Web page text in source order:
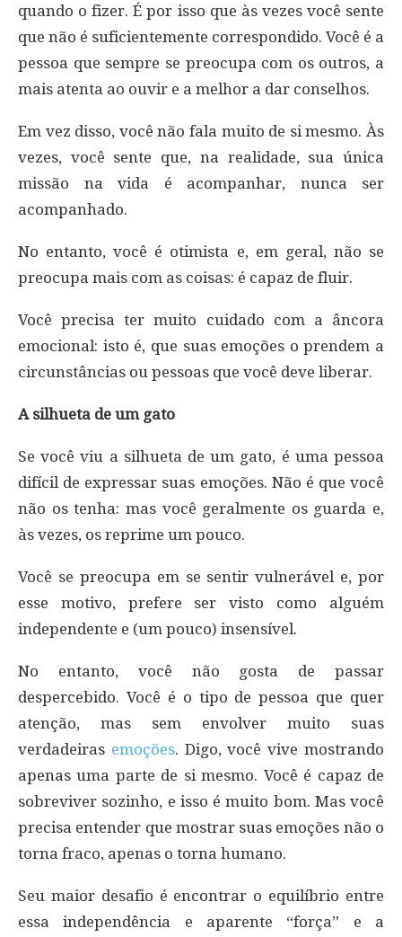
quando o fizer. É por isso que às vezes você sente
que não é suficientemente correspondido. Você é a
pessoa que sempre se preocupa com os outros, a
mais atenta ao ouvir e a melhor a dar conselhos.
Em vez disso, você não fala muito de si mesmo. Às
vezes, você sente que, na realidade, sua única
missão na vida é acompanhar, nunca ser
acompanhado.
No entanto, você é otimista e, em geral, não se
preocupa mais com as coisas: é capaz de fluir.
Você precisa ter muito cuidado com a âncora
emocional: isto é, que suas emoções o prendem a
circunstâncias ou pessoas que você deve liberar.
A silhueta de um gato
Se você viu a silhueta de um gato, é uma pessoa
difícil de expressar suas emoções. Não é que você
não os tenha: mas você geralmente os guarda e,
às vezes, os reprime um pouco.
Você se preocupa em se sentir vulnerável e, por
esse motivo, prefere ser visto como alguém
independente e (um pouco) insensível.
No entanto, você não gosta de passar
despercebido. Você é o tipo de pessoa que quer
atenção, mas sem envolver muito suas
verdadeiras emoções. Digo, você vive mostrando
apenas uma parte de si mesmo. Você é capaz de
sobreviver sozinho, e isso é muito bom. Mas você
precisa entender que mostrar suas emoções não o
torna fraco, apenas o torna humano.
Seu maior desafio é encontrar o equilíbrio entre
essa independência e aparente “força” e a